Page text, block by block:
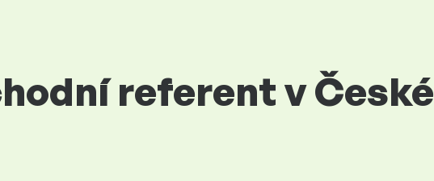
referent v České